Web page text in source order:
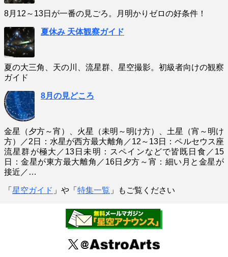
8月12～13日が一番の見ごろ。月明かりゼロの好条件！
夏休み 天体観察ガイド
夏の大三角、天の川、流星群、星空撮影。初級者向けの観察
ガイド
8月の見どころ
金星（夕方～宵）、火星（未明～明け方）、土星（宵～明け
方）／2日：水星が西方最大離角／12～13日：ペルセウス座
流星群が極大／13日未明：スペインなどで皆既日食／15
日：金星が東方最大離角／16日夕方～宵：細い月と金星が
接近／…
「 星空ガイド 」や「 特集一覧 」もご覧ください